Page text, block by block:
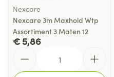
Nexcare
Nexcare 3m Maxhold Wtp
Assortiment 3 Maten 12
€ 5,86